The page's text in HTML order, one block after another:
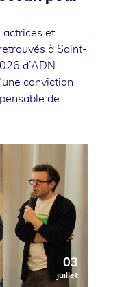
actrices et
à Saint-
d’ADN
conviction
de
03
juillet